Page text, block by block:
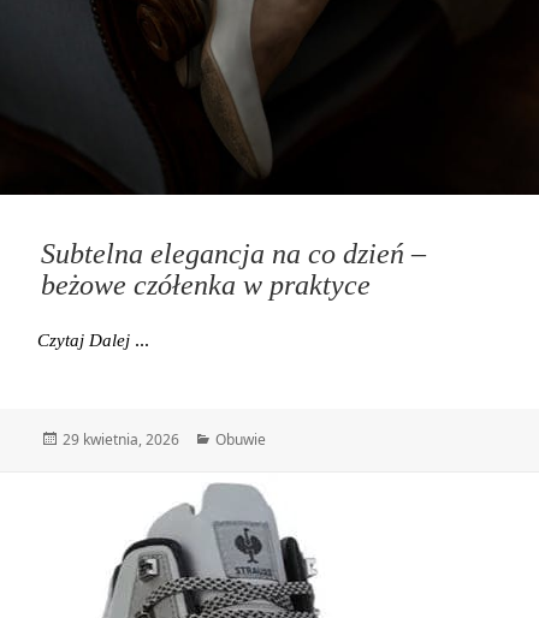
Subtelna elegancja na co dzień –
beżowe czółenka w praktyce
Czytaj Dalej
Data
29 kwietnia, 2026 Kategorie
Obuwie